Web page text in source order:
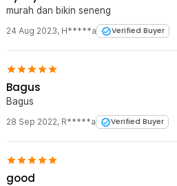
murah dan bikin seneng
24 Aug 2023, H*****a Verified Buyer
Bagus
Bagus
28 Sep 2022, R*****a Verified Buyer
good